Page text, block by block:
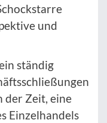
und
ständig
der Zeit, eine
Einzelhandels